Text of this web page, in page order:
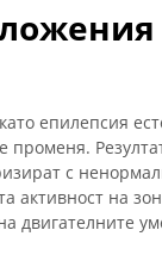
епилепсия
променя.
с
активност на
двигателните